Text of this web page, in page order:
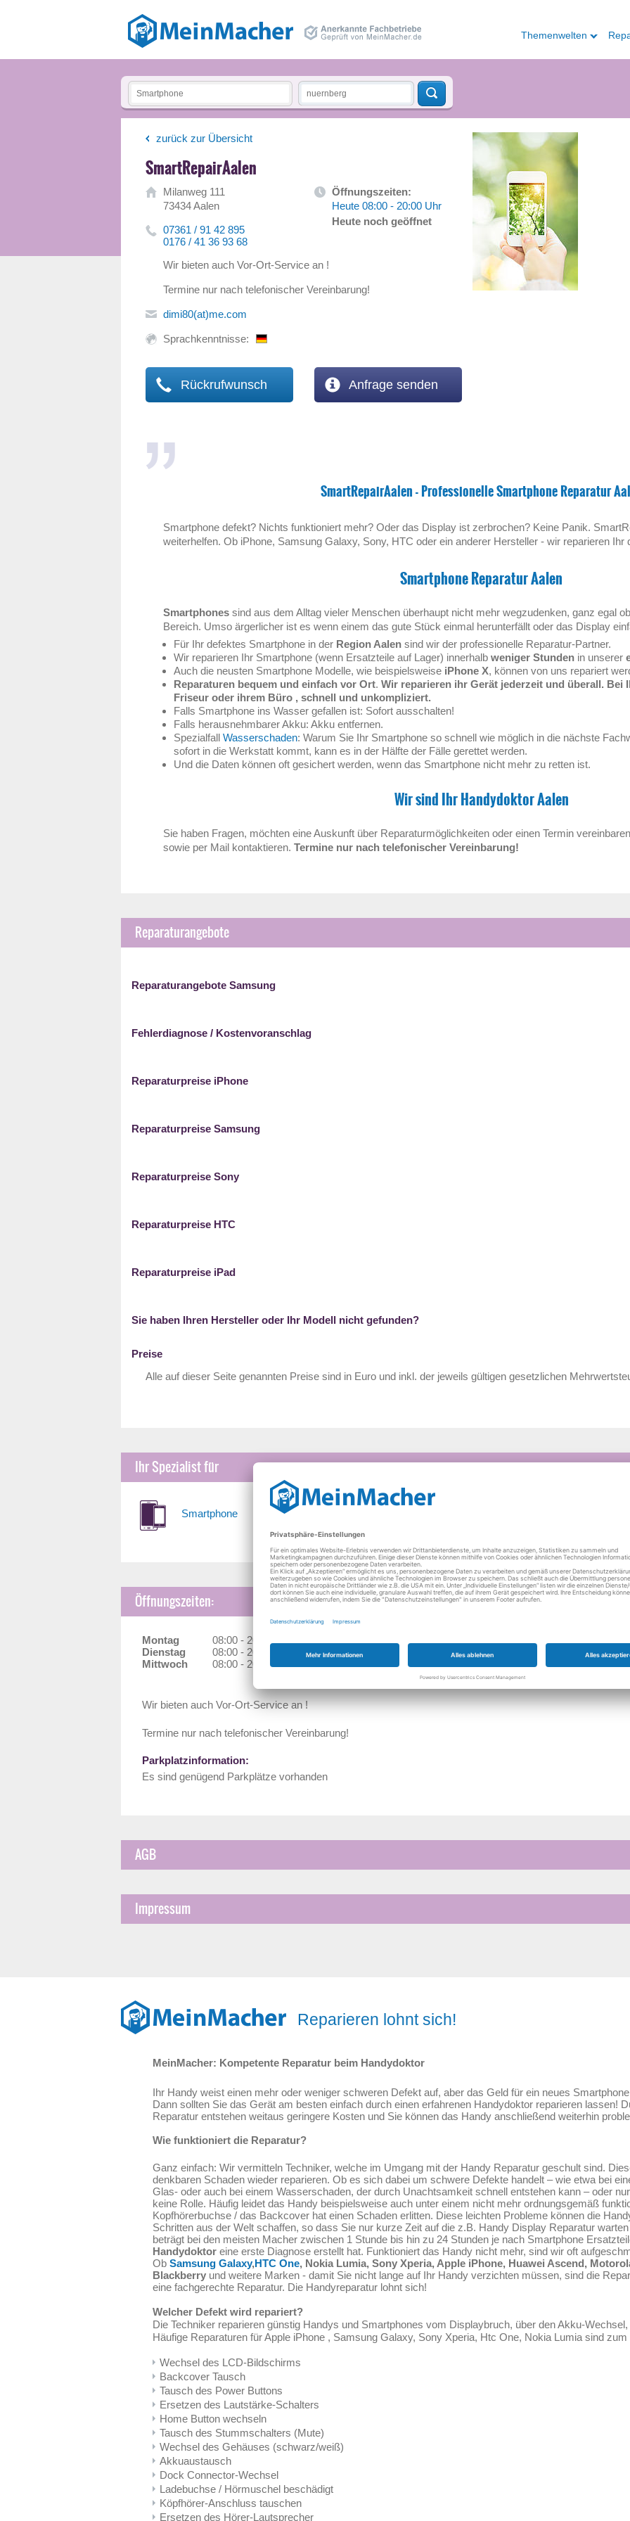
Themenwelten
zurück zur Übersicht
SmartRepairAalen
Milanweg 111
73434 Aalen
07361 / 91 42 895
0176 / 41 36 93 68
Öffnungszeiten:
Heute 08:00 - 20:00 Uhr
Heute noch geöffnet
Wir bieten auch Vor-Ort-Service an !
Termine nur nach telefonischer Vereinbarung!
dimi80(at)me.com
Sprachkenntnisse:
Rückrufwunsch Anfrage senden
SmartRepairAalen - Professionelle Smartphone Reparatur
Smartphone defekt? Nichts funktioniert mehr? Oder das Display ist zerbrochen? Keine Panik.
weiterhelfen. Ob iPhone, Samsung Galaxy, Sony, HTC oder ein anderer Hersteller - wir reparieren
Smartphone Reparatur Aalen
Smartphones sind aus dem Alltag vieler Menschen überhaupt nicht mehr wegzudenken, ganz egal
Bereich. Umso ärgerlicher ist es wenn einem das gute Stück einmal herunterfällt oder das Display
Für Ihr defektes Smartphone in der Region Aalen sind wir der professionelle Reparatur-Partner.
Wir reparieren Ihr Smartphone (wenn Ersatzteile auf Lager) innerhalb weniger Stunden in unserer
Auch die neusten Smartphone Modelle, wie beispielsweise iPhone X, können von uns repariert
Reparaturen bequem und einfach vor Ort. Wir reparieren ihr Gerät jederzeit und überall. Bei
Friseur oder ihrem Büro , schnell und unkompliziert.
Falls Smartphone ins Wasser gefallen ist: Sofort ausschalten!
Falls herausnehmbarer Akku: Akku entfernen.
Spezialfall Wasserschaden: Warum Sie Ihr Smartphone so schnell wie möglich in die nächste
sofort in die Werkstatt kommt, kann es in der Hälfte der Fälle gerettet werden.
Und die Daten können oft gesichert werden, wenn das Smartphone nicht mehr zu retten ist.
Wir sind IhrHandydoktorAalen
Sie haben Fragen, möchten eine Auskunft über Reparaturmöglichkeiten oder einen Termin
sowie per Mail kontaktieren. Termine nur nach telefonischer Vereinbarung!
Reparaturangebote
Reparaturangebote Samsung
Fehlerdiagnose / Kostenvoranschlag
Reparaturpreise iPhone
Reparaturpreise Samsung
Reparaturpreise Sony
Reparaturpreise HTC
Reparaturpreise iPad
Sie haben Ihren Hersteller oder Ihr Modell nicht gefunden?
Preise
Alle auf dieser Seite genannten Preise sind in Euro und inkl. der jeweils gültigen gesetzlichen
Ihr Spezialist für
Smartphone
Öffnungszeiten:
Montag
08:00 - 20:00 Uhr
Dienstag
08:00 - 20:00 Uhr
Mittwoch
08:00 - 20:00 Uhr
Freitag
08:00 - 20:00
Wir bieten auch Vor-Ort-Service an !
Termine nur nach telefonischer Vereinbarung!
Parkplatzinformation:
Es sind genügend Parkplätze vorhanden
AGB
Impressum
Reparieren lohnt sich!
MeinMacher: Kompetente Reparatur beim Handydoktor
Ihr Handy weist einen mehr oder weniger schweren Defekt auf, aber das Geld für ein neues
Dann sollten Sie das Gerät am besten einfach durch einen erfahrenen Handydoktor reparieren lassen!
Reparatur entstehen weitaus geringere Kosten und Sie können das Handy anschließend weiterhin
Wie funktioniert die Reparatur?
Ganz einfach: Wir vermitteln Techniker, welche im Umgang mit der Handy Reparatur geschult sind.
denkbaren Schaden wieder reparieren. Ob es sich dabei um schwere Defekte handelt – wie etwa bei
Glas- oder auch bei einem Wasserschaden, der durch Unachtsamkeit schnell entstehen kann – oder
keine Rolle. Häufig leidet das Handy beispielsweise auch unter einem nicht mehr ordnungsgemäß
Kopfhörerbuchse / das Backcover hat einen Schaden erlitten. Diese leichten Probleme können die
Schritten aus der Welt schaffen, so dass Sie nur kurze Zeit auf die z.B. Handy Display Reparatur
beträgt bei den meisten Macher zwischen 1 Stunde bis hin zu 24 Stunden je nach Smartphone
Handydoktor eine erste Diagnose erstellt hat. Funktioniert das Handy nicht mehr, sind wir oft
Ob Samsung Galaxy,HTC One, Nokia Lumia, Sony Xperia, Apple iPhone, Huawei Ascend,
Blackberry und weitere Marken - damit Sie nicht lange auf Ihr Handy verzichten müssen, sind die
eine fachgerechte Reparatur. Die Handyreparatur lohnt sich!
Welcher Defekt wird repariert?
Die Techniker reparieren günstig Handys und Smartphones vom Displaybruch, über den Akku-
Häufige Reparaturen für Apple iPhone , Samsung Galaxy, Sony Xperia, Htc One, Nokia Lumia sind zum
Wechsel des LCD-Bildschirms
Backcover Tausch
Tausch des Power Buttons
Ersetzen des Lautstärke-Schalters
Home Button wechseln
Tausch des Stummschalters (Mute)
Wechsel des Gehäuses (schwarz/weiß)
Akkuaustausch
Dock Connector-Wechsel
Ladebuchse / Hörmuschel beschädigt
Köpfhörer-Anschluss tauschen
Ersetzen des Hörer-Lautsprecher